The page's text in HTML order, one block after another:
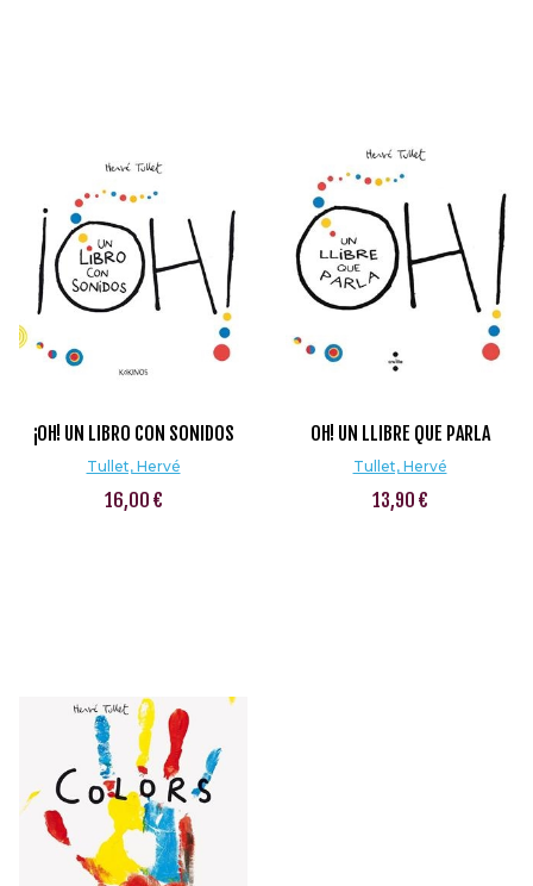
¡OH! UN LIBRO CON SONIDOS
Tullet, Hervé
16,00 €
OH! UN LLIBRE QUE PARLA
Tullet, Hervé
13,90 €